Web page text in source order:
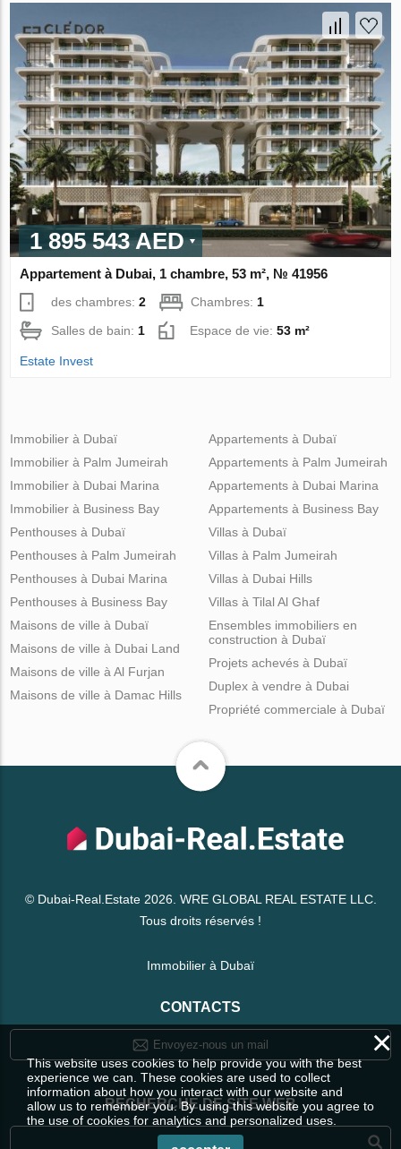
1 895 543 AED
Appartement à Dubai, 1 chambre, 53 m², № 41956
des chambres:2 Chambres: 1
Salles de bain: 1 Espace de vie:53 m²
Estate Invest
Immobilier à Dubaï
Immobilier à Palm Jumeirah
Immobilier à Dubai Marina
Immobilier à Business Bay
Appartements à Dubaï
Appartements à Palm Jumeirah
Appartements à Dubai Marina
Appartements à Business Bay
Penthouses à Dubaï
Penthouses à Palm Jumeirah
Penthouses à Dubai Marina
Penthouses à Business Bay
Villas à Dubaï
Villas à Palm Jumeirah
Villas à Dubai Hills
Villas à Tilal Al Ghaf
Maisons de ville à Dubaï
Maisons de ville à Dubai Land
Maisons de ville à Al Furjan
Maisons de ville à Damac Hills
Ensembles immobiliers en
construction à Dubaï
Projets achevés à Dubaï
Duplex à vendre à Dubai
Propriété commerciale à Dubaï
© Dubai-Real.Estate 2026. WRE GLOBAL REAL ESTATE LLC.
Tous droits réservés !
Immobilier à Dubaï
CONTACTS
Envoyez-nous un mail
RECHERCHE DE SITE WEB
×
This website uses cookies to help provide you with the best
experience we can. These cookies are used to collect
information about how you interact with our website and
allow us to remember you. By using this website you agree to
the use of cookies for analytics and personalized uses.